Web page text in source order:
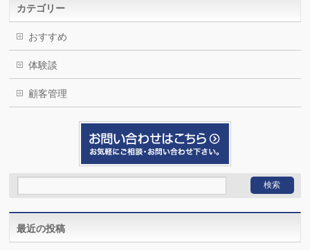
カテゴリー
おすすめ
体験談
顧客管理
最近の投稿